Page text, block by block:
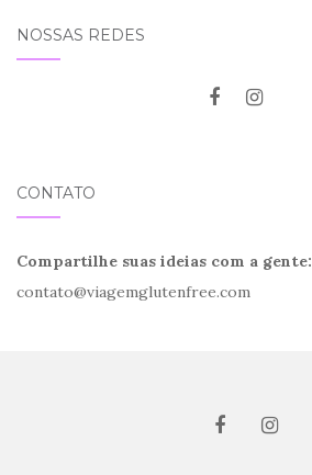
NOSSAS REDES
CONTATO
Compartilhe suas ideias com a gente:
contato@viagemglutenfree.com